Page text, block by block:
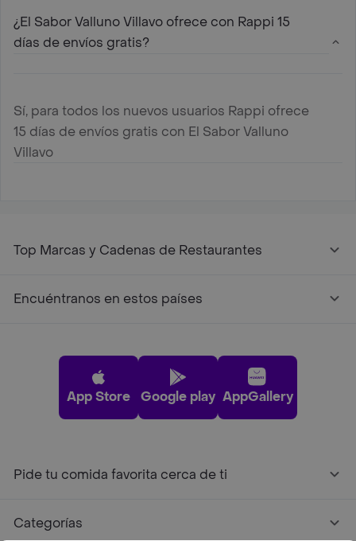
¿El Sabor Valluno Villavo ofrece con Rappi 15
días de envíos gratis?
Sí, para todos los nuevos usuarios Rappi ofrece
15 días de envíos gratis con El Sabor Valluno
Villavo
Top Marcas y Cadenas de Restaurantes
Encuéntranos en estos países
App Store Google play AppGallery
Pide tu comida favorita cerca de ti
Categorías